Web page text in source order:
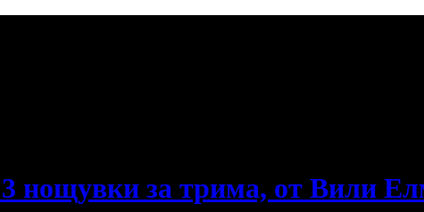
нощувки за трима, от Вили